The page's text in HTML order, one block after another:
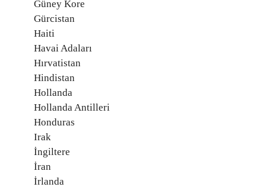
Güney Kore
Gürcistan
Haiti
Havai Adaları
Hırvatistan
Hindistan
Hollanda
Hollanda Antilleri
Honduras
Irak
İngiltere
İran
İrlanda